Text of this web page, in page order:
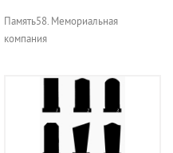
Память58. Мемориальная
компания